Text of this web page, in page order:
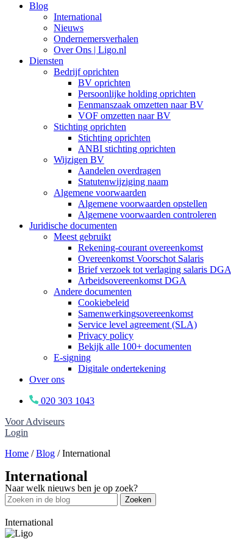
Blog
International
Nieuws
Ondernemersverhalen
Over Ons | Ligo.nl
Diensten
Bedrijf oprichten
BV oprichten
Persoonlijke holding oprichten
Eenmanszaak omzetten naar BV
VOF omzetten naar BV
Stichting oprichten
Stichting oprichten
ANBI stichting oprichten
Wijzigen BV
Aandelen overdragen
Statutenwijziging naam
Algemene voorwaarden
Algemene voorwaarden opstellen
Algemene voorwaarden controleren
Juridische documenten
Meest gebruikt
Rekening-courant overeenkomst
Overeenkomst Voorschot Salaris
Brief verzoek tot verlaging salaris DGA
Arbeidsovereenkomst DGA
Andere documenten
Cookiebeleid
Samenwerkingsovereenkomst
Service level agreement (SLA)
Privacy policy
Bekijk alle 100+ documenten
E-signing
Digitale ondertekening
Over ons
020 303 1043
Voor Adviseurs
Login
Home /Blog /International
International
Naar welk nieuws ben je op zoek?
Zoeken
International